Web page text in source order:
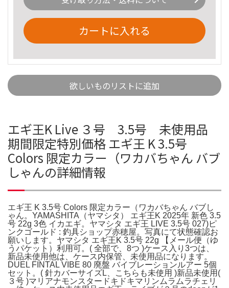
カートに入れる
欲しいものリストに追加
エギ王K Live ３号 3.5号 未使用品
期間限定特別価格 エギ王 K 3.5号
Colors 限定カラー（ワカバちゃん バブ
しゃんの詳細情報
エギ王 K 3.5号 Colors 限定カラー（ワカバちゃん バブし
ゃん。YAMASHITA（ヤマシタ） エギ王K 2025年 新色 3.5
号 22g 3色 イカエギ。ヤマシタ エギ王 LIVE 3.5号 027)ピ
ンクゴールド : 釣具ショップ赤穂屋。写真にて状態確認お
願いします。ヤマシタ エギ王K 3.5号 22g 【メール便（ゆ
うパケット）利用可。( 全部で、8つ )ケース入り3つは、
新品未使用他は、ケース内保管、未使用品になります。
DUEL FINTAL VIBE 80 廃盤 バイブレーションルアー 5個
セット。( 針カバーサイズL、こちらも未使用 )新品未使用(
３号 )マリアナモンスタードキドキマリンムラムラチェリ